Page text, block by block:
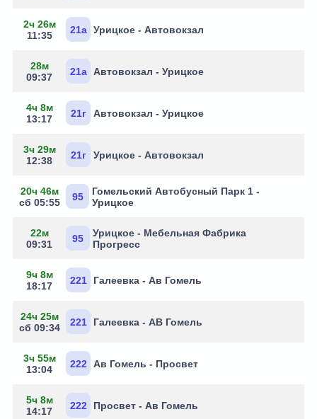
2ч 26м
11:35
21а Урицкое - Автовокзал
28м
09:37
21а Автовокзал - Урицкое
4ч 8м
13:17
21г Автовокзал - Урицкое
3ч 29м
12:38
21г Урицкое - Автовокзал
20ч 46м
сб 05:55
95
Гомельский Автобусный Парк 1 -
Урицкое
22м
09:31
95
Урицкое - Мебельная Фабрика
Прогресс
9ч 8м
18:17
221 Галеевка - Ав Гомель
24ч 25м
сб 09:34
221 Галеевка - АВ Гомель
3ч 55м
13:04
222 Ав Гомель - Просвет
5ч 8м
14:17
222 Просвет - Ав Гомель